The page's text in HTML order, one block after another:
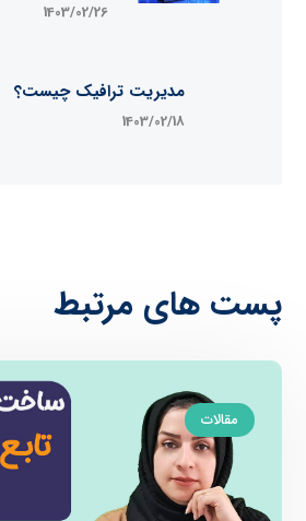
1403/02/26
مدیریت ترافیک چیست؟
1403/02/18
پست های مرتبط
مقالات